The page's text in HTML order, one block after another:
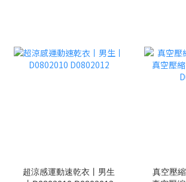
超涼感運動速乾衣丨男生
真空壓